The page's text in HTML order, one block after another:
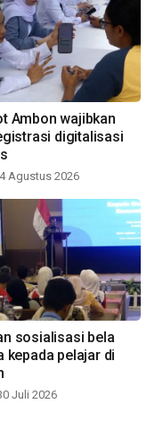
Ambon wajibkan
digitalisasi
Agustus 2026
sosialisasi bela
kepada pelajar di
Juli 2026